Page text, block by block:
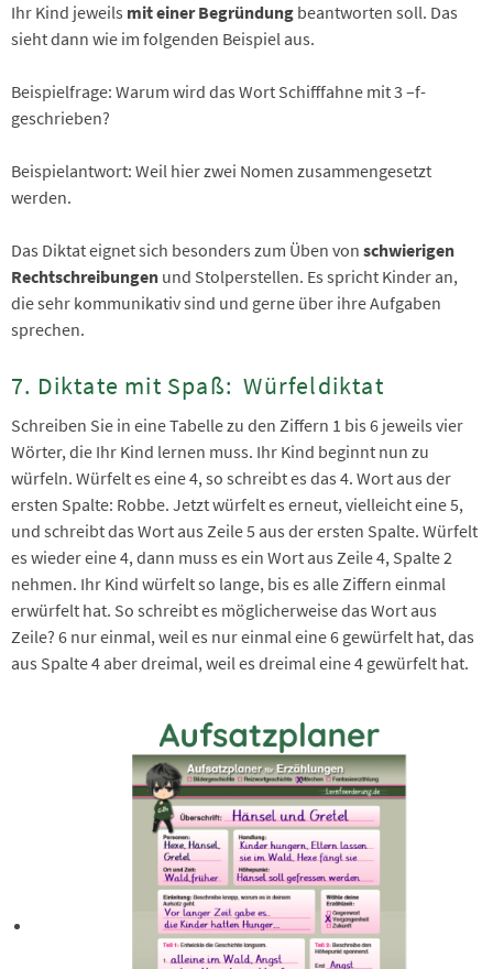
Ihr Kind jeweils mit einer Begründung beantworten soll. Das
sieht dann wie im folgenden Beispiel aus.
Beispielfrage: Warum wird das Wort Schifffahne mit 3 –f-
geschrieben?
Beispielantwort: Weil hier zwei Nomen zusammengesetzt
werden.
Das Diktat eignet sich besonders zum Üben von schwierigen
Rechtschreibungen und Stolperstellen. Es spricht Kinder an,
die sehr kommunikativ sind und gerne über ihre Aufgaben
sprechen.
7. Diktate mit Spaß: Würfeldiktat
Schreiben Sie in eine Tabelle zu den Ziffern 1 bis 6 jeweils vier
Wörter, die Ihr Kind lernen muss. Ihr Kind beginnt nun zu
würfeln. Würfelt es eine 4, so schreibt es das 4. Wort aus der
ersten Spalte: Robbe. Jetzt würfelt es erneut, vielleicht eine 5,
und schreibt das Wort aus Zeile 5 aus der ersten Spalte. Würfelt
es wieder eine 4, dann muss es ein Wort aus Zeile 4, Spalte 2
nehmen. Ihr Kind würfelt so lange, bis es alle Ziffern einmal
erwürfelt hat. So schreibt es möglicherweise das Wort aus
Zeile? 6 nur einmal, weil es nur einmal eine 6 gewürfelt hat, das
aus Spalte 4 aber dreimal, weil es dreimal eine 4 gewürfelt hat.